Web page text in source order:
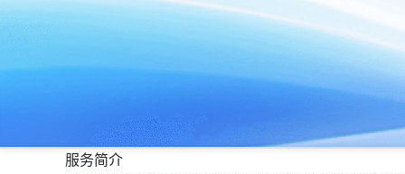
服务简介